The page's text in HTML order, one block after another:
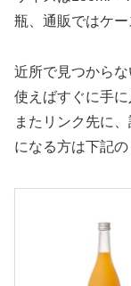
瓶、通販ではケー
近所で見つから
使えばすぐに手に
またリンク先に
になる方は下記の